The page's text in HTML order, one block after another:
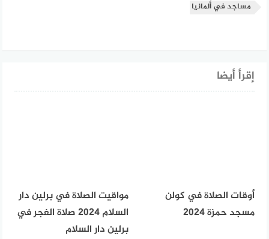
مساجد في ألمانيا
إقرأ أيضا
أوقات الصلاة في كولن
مسجد حمزة 2024
مواقيت الصلاة في برلين دار
السلام 2024 صلاة الفجر في
برلين دار السلام